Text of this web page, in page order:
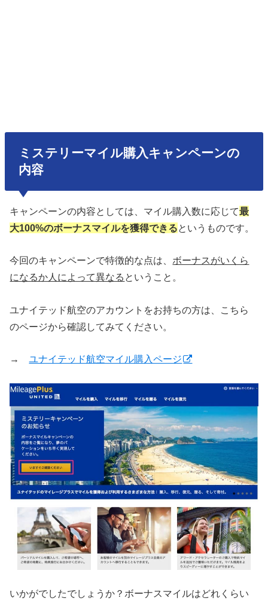
ミステリーマイル購入キャンペーンの
内容
キャンペーンの内容としては、マイル購入数に応じて最
大100%のボーナスマイルを獲得できるというものです。
今回のキャンペーンで特徴的な点は、 ボーナスがいくら
になるか人によって異なる ということ。
ユナイテッド航空のアカウントをお持ちの方は、こちら
のページから確認してみてください。
→ユナイテッド航空マイル購入ページ
いかがでしたでしょうか？ボーナスマイルはどれくらい